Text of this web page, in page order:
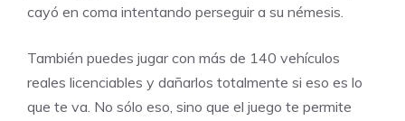
cayó en coma intentando perseguir a su némesis.
También puedes jugar con más de 140 vehículos
reales licenciables y dañarlos totalmente si eso es lo
que te va. No sólo eso, sino que el juego te permite